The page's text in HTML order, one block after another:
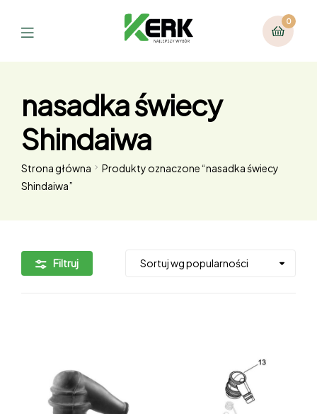
0
nasadka świecy
Shindaiwa
Strona główna
Produkty oznaczone “nasadka świecy
Shindaiwa”
Filtruj